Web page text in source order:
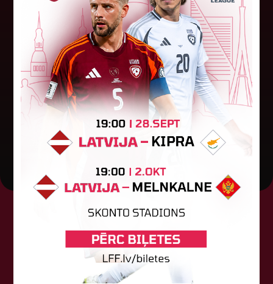
"Riga FC Women" liek kārtīgi
pasvīst dānietēm
Latvijas čempions sieviešu futbolā "Riga FC
Women" trešdien aizvadīja UEFA Čempionu līgas
kvalifikācijas otrās kārtas pusfināla spēli Dānijā
pret "HB Køge". Cīņā pret...
05. augusts 2026.
Tehniskais sponsors